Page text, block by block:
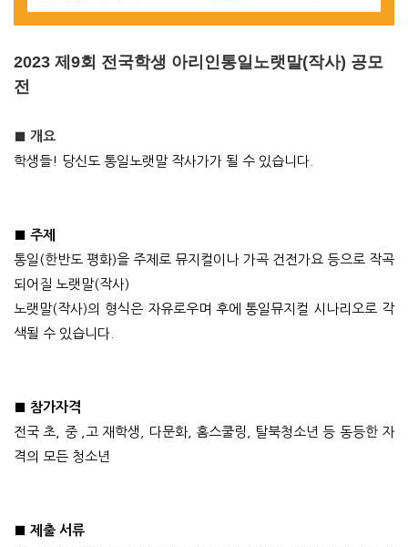
2023 제9회 전국학생 아리인통일노랫말(작사) 공모
전
■ 개요
학생들! 당신도 통일노랫말 작사가가 될 수 있습니다
■ 주제
통일 (한반도 평화)을 주제로 뮤지컬이나 가곡 건전가요 등으로 작곡
되어질 노랫말(작사)
노랫말(작사)의 형식은 자유로우며 후에 통일뮤지컬 시나리오로 각
색될 수 있습니다
■ 참가자격
전국 초
중 고 재학생 다문화, 홈스쿨링
탈북청소년 등 동등한 자
격의 모든 청소년
■ 제출 서류